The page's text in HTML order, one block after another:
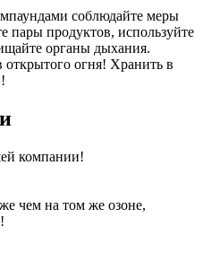
соблюдайте меры
пары продуктов, используйте
органы дыхания.
открытого огня! Хранить в
компании!
чем на том же озоне,